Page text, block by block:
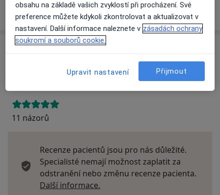
Víceo adrese
Přidejte svůj názor
11 názorů
Recenze pacientů jsou pro nás důležité.
Specialisté nemají možnost zaplatit za
odstranění nebo změnu recenze pacienta.
Další informace.
obsahu na základě vašich zvyklostí při procházení. Své
preference můžete kdykoli zkontrolovat a aktualizovat v
nastavení. Další informace naleznete v zásadách ochrany
soukromí a souborů cookie.
Upravit nastavení Přijmout